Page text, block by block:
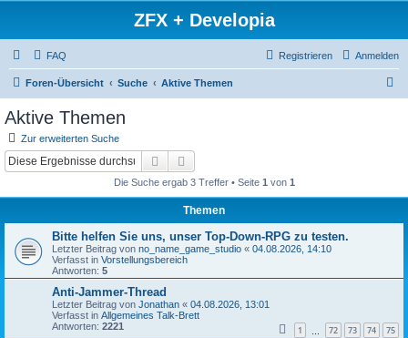
ZFX + Developia
FAQ Anmelden
Registrieren
Foren-Übersicht Suche Aktive Themen
Aktive Themen
Zur erweiterten Suche
Suche
Die Suche ergab 3 Treffer • Seite 1 von 1
Themen
Bitte helfen Sie uns, unser Top-Down-RPG zu testen.
Letzter Beitrag von no_name_game_studio « 04.08.2026, 14:10
Verfasst in Vorstellungsbereich
Antworten: 5
Anti-Jammer-Thread
Letzter Beitrag von Jonathan « 04.08.2026, 13:01
Verfasst in Allgemeines Talk-Brett
Antworten: 2221 1 72 73 74 75